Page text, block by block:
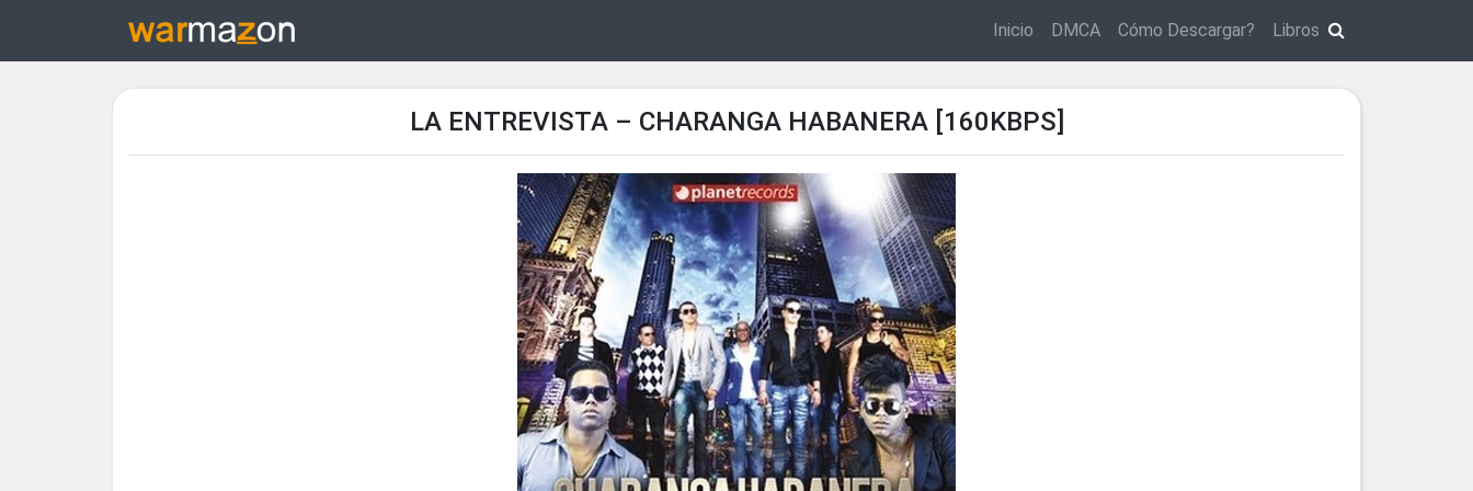
Inicio DMCA Cómo Descargar? Libros
LA ENTREVISTA – CHARANGA HABANERA [160KBPS]